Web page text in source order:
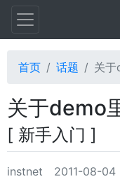
首页 话题 关
关于demo
[ 新手入门 ]
instnet 2011-08-04